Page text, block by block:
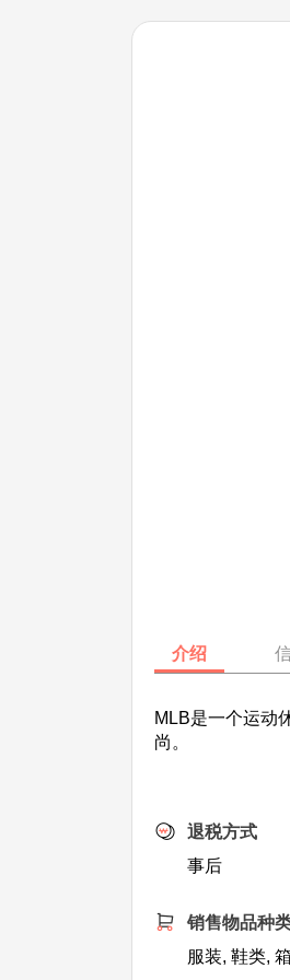
介绍
MLB是一个运动
尚。
退税方式
事后
销售物品种
服装, 鞋类,